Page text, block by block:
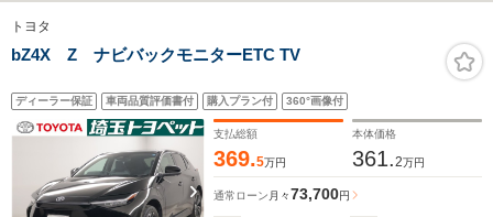
トヨタ
bZ4X Z ナビバックモニターETC TV
ディーラー保証 車両品質評価書付 購入プラン付 360°画像付
支払総額
369.5万円
本体価格
361.2万円
通常ローン 月々73,700円